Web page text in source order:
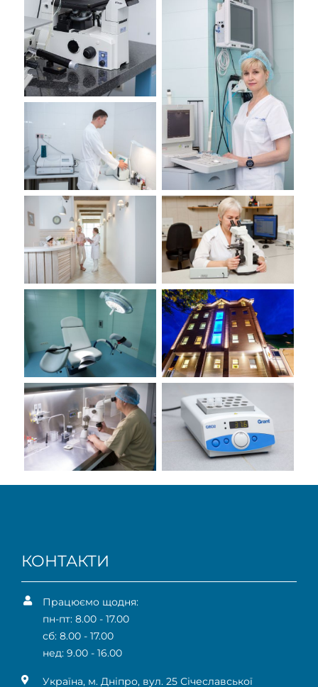
КОНТАКТИ
Працюємо щодня:
пн-пт: 8.00 - 17.00
сб: 8.00 - 17.00
нед: 9.00 - 16.00
Українa, м. Дніпро, вул. 25 Січеславської